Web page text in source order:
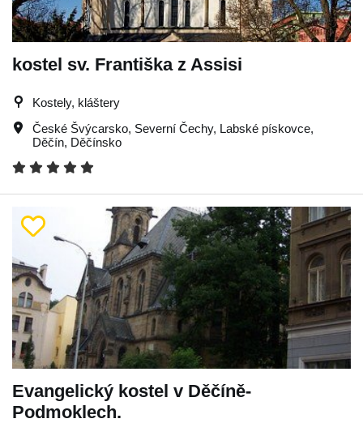
kostel sv. Františka z Assisi
Kostely, kláštery
České Švýcarsko, Severní Čechy, Labské pískovce,
Děčín, Děčínsko
Evangelický kostel v Děčíně-
Podmoklech.